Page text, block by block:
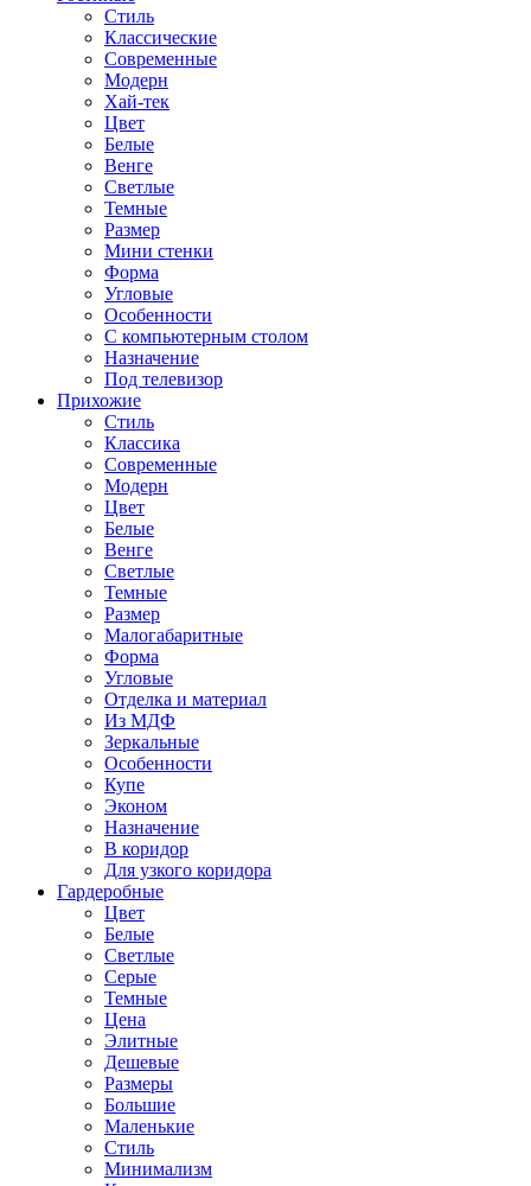
Стиль
Классические
Современные
Модерн
Хай-тек
Цвет
Белые
Венге
Светлые
Темные
Размер
Мини стенки
Форма
Угловые
Особенности
С компьютерным столом
Назначение
Под телевизор
Прихожие
Стиль
Классика
Современные
Модерн
Цвет
Белые
Венге
Светлые
Темные
Размер
Малогабаритные
Форма
Угловые
Отделка и материал
Из МДФ
Зеркальные
Особенности
Купе
Эконом
Назначение
В коридор
Для узкого коридора
Гардеробные
Цвет
Белые
Светлые
Серые
Темные
Цена
Элитные
Дешевые
Размеры
Большие
Маленькие
Стиль
Минимализм